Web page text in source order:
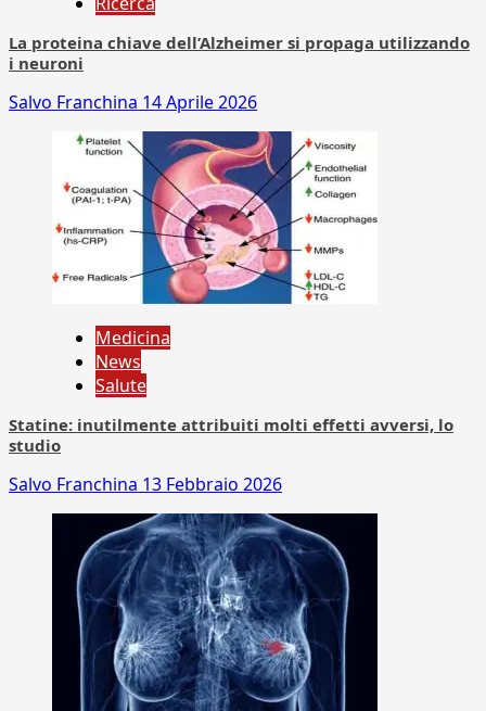
La proteina chiave dell’Alzheimer si propaga utilizzando
i neuroni
Salvo Franchina 14 Aprile 2026
Medicina
News
Salute
Statine: inutilmente attribuiti molti effetti avversi, lo
studio
Salvo Franchina 13 Febbraio 2026